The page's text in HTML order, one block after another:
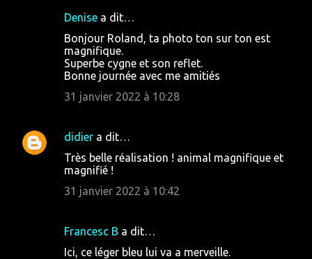
s
Denise a dit…
Bonjour Roland, ta photo ton sur ton est
magnifique.
Superbe cygne et son reflet.
Bonne journée avec me amitiés
31 janvier 2022 à 10:28
didier a dit…
Très belle réalisation ! animal magnifique et
magnifié !
31 janvier 2022 à 10:42
Francesc B a dit…
Ici, ce léger bleu lui va a merveille.